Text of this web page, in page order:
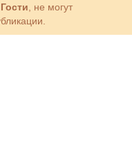
Гости , не могут